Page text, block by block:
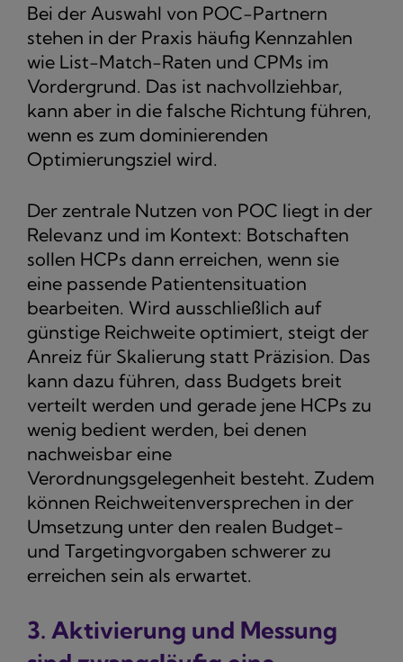
Bei der Auswahl von POC-Partnern
stehen in der Praxis häufig Kennzahlen
wie List-Match-Raten und CPMs im
Vordergrund. Das ist nachvollziehbar,
kann aber in die falsche Richtung führen,
wenn es zum dominierenden
Optimierungsziel wird.
Der zentrale Nutzen von POC liegt in der
Relevanz und im Kontext: Botschaften
sollen HCPs dann erreichen, wenn sie
eine passende Patientensituation
bearbeiten. Wird ausschließlich auf
günstige Reichweite optimiert, steigt der
Anreiz für Skalierung statt Präzision. Das
kann dazu führen, dass Budgets breit
verteilt werden und gerade jene HCPs zu
wenig bedient werden, bei denen
nachweisbar eine
Verordnungsgelegenheit besteht. Zudem
können Reichweitenversprechen in der
Umsetzung unter den realen Budget-
und Targetingvorgaben schwerer zu
erreichen sein als erwartet.
3. Aktivierung und Messung